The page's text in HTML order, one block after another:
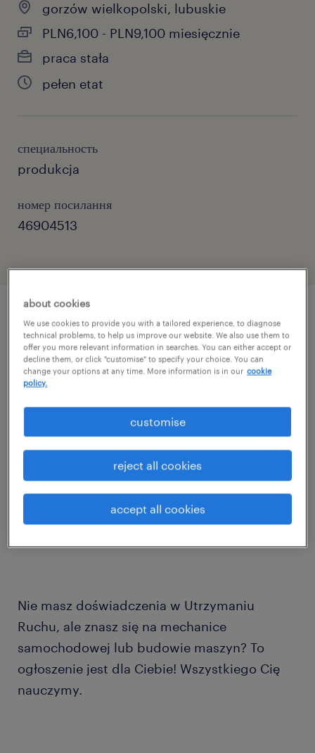
gorzów wielkopolski, lubuskie
PLN6,100 - PLN9,100 miesięcznie
praca stała
pełen etat
специальность
produkcja
номер посилання
46904513
описание должности
Chcesz być częścią zespołu, który od zera
produkcyjne w Europie? Dla naszego Klienta,
polecanego pracodawcy - firmy Velvet
CARE, poszukujemy osób, które chcą
budować fundament zespołu technicznego w
nowo powstającej, ultranowoczesnej fabryce
w Sulęcinie.
Nie masz doświadczenia w Utrzymaniu
Ruchu, ale znasz się na mechanice
samochodowej lub budowie maszyn? To
ogłoszenie jest dla Ciebie! Wszystkiego Cię
nauczymy.
about cookies
We use cookies to provide you with a tailored experience, to diagnose
technical problems, to help us improve our website. We also use them to
offer you more relevant information in searches. You can either accept or
decline them, or click "customise" to specify your choice. You can
change your options at any time. More information is in our cookie
policy.
accept all cookies
reject all cookies
customise